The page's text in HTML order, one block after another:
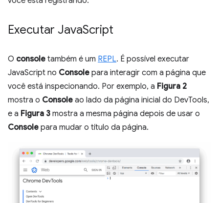
Executar JavaScript
O console também é um REPL. É possível executar
JavaScript no Console para interagir com a página que
você está inspecionando. Por exemplo, a Figura 2
mostra o Console ao lado da página inicial do DevTools,
e a Figura 3 mostra a mesma página depois de usar o
Console para mudar o título da página.